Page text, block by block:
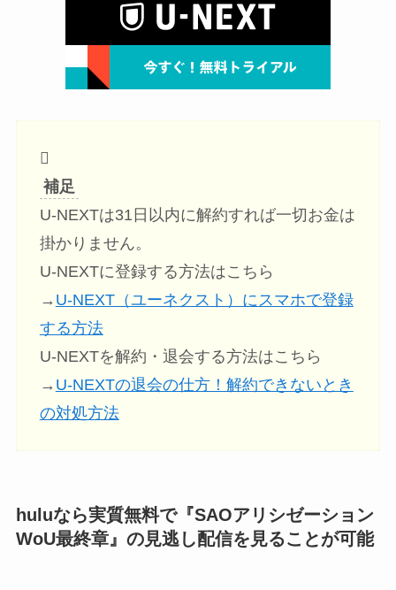
補足
U-NEXTは31日以内に解約すれば一切お金は
掛かりません。
U-NEXTに登録する方法はこちら
→ U-NEXT（ユーネクスト）にスマホで登録
する方法
U-NEXTを解約・退会する方法はこちら
→ U-NEXTの退会の仕方！解約できないとき
の対処方法
huluなら実質無料で『SAOアリシゼーション
WoU最終章』の見逃し配信を見ることが可能